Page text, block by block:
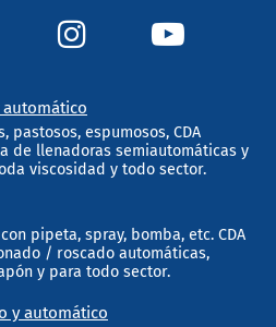
pastosos, espumosos, CDA
de llenadoras semiautomáticas y
viscosidad y todo sector.
pipeta, spray, bomba, etc. CDA
/ roscado automáticas,
y para todo sector.
y automático